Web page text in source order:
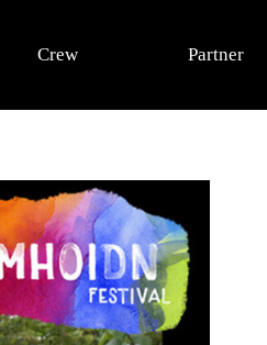
Crew Partner